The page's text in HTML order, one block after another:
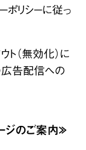
リシーに従っ
ト（無効化）に
広告配信への
ジのご案内≫